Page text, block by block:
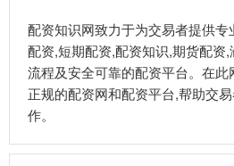
配资知识网致力于为交易者提供
配资,短期配资,配资知识,期货配资
流程及安全可靠的配资平台。在
正规的配资网和配资平台,帮助交
作。